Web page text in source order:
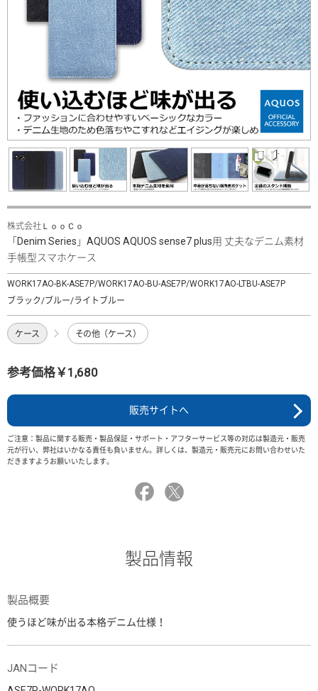
株式会社ＬｏｏＣｏ
「Denim Series」AQUOS AQUOS sense7 plus用 丈夫なデニム素材
手帳型スマホケース
WORK17AO-BK-ASE7P/WORK17AO-BU-ASE7P/WORK17AO-LTBU-ASE7P
ブラック/ブルー/ライトブルー
ケース その他（ケース）
参考価格￥1,680
販売サイトへ
ご注意：製品に関する販売・製品保証・サポート・アフターサービス等の対応は製造元・販売
元が行い、弊社はいかなる責任も負いません。詳しくは、製造元・販売元にお問い合わせいた
だきますようお願いいたします。
製品情報
製品概要
使うほど味が出る本格デニム仕様！
JANコード